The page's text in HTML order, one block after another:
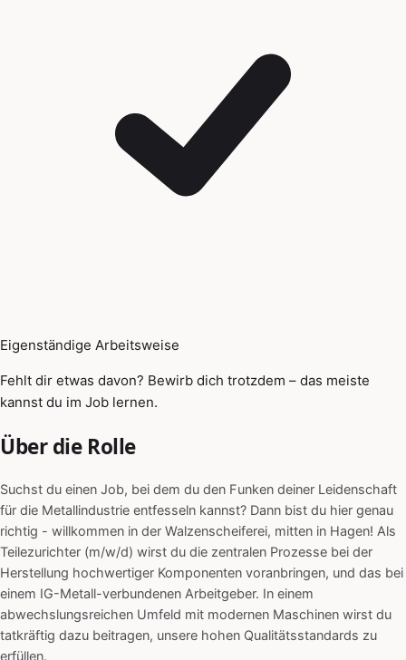
Eigenständige Arbeitsweise
Fehlt dir etwas davon? Bewirb dich trotzdem – das meiste
kannst du im Job lernen.
Über die Rolle
Suchst du einen Job, bei dem du den Funken deiner Leidenschaft
für die Metallindustrie entfesseln kannst? Dann bist du hier genau
richtig - willkommen in der Walzenscheiferei, mitten in Hagen! Als
Teilezurichter (m/w/d) wirst du die zentralen Prozesse bei der
Herstellung hochwertiger Komponenten voranbringen, und das bei
einem IG-Metall-verbundenen Arbeitgeber. In einem
abwechslungsreichen Umfeld mit modernen Maschinen wirst du
tatkräftig dazu beitragen, unsere hohen Qualitätsstandards zu
erfüllen.